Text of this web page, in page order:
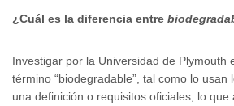
¿Cuál es la diferencia entre
Investigar por la Universidad de Plymouth
término “biodegradable”, tal como lo usan
una definición o requisitos oficiales, lo